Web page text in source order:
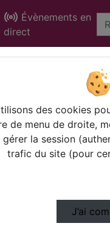
Évènements en
direct
REsearc…
des cookies
de menu de droite,
gérer la session
trafic du site (pour
J’ai